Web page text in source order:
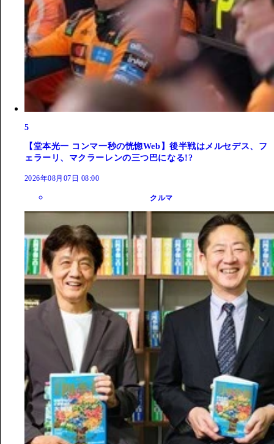
5
【堂本光一 コンマ一秒の恍惚Web】後半戦はメルセデス、フ
ェラーリ、マクラーレンの三つ巴になる!?
2026年08月07日 08:00
クルマ